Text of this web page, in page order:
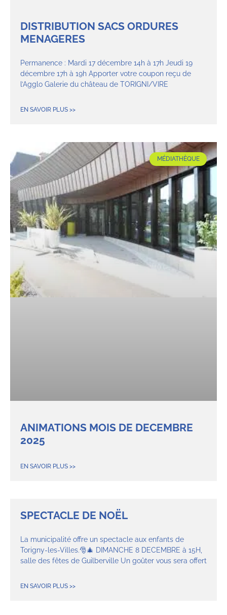
DISTRIBUTION SACS ORDURES
MENAGERES
Permanence : Mardi 17 décembre 14h à 17h Jeudi 19
décembre 17h à 19h Apporter votre coupon reçu de
l’Agglo Galerie du château de TORIGNI/VIRE
EN SAVOIR PLUS >>
MÉDIATHÈQUE
ANIMATIONS MOIS DE DECEMBRE
2025
EN SAVOIR PLUS >>
SPECTACLE DE NOËL
La municipalité offre un spectacle aux enfants de
Torigny-les-Villes.🎅🎄 DIMANCHE 8 DECEMBRE à 15H,
salle des fêtes de Guilberville Un goûter vous sera offert
EN SAVOIR PLUS >>